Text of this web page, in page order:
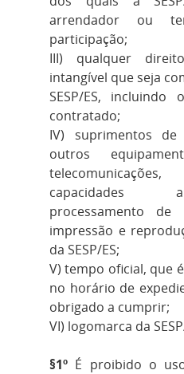
arrendador ou
participação;
III) qualquer
intangível que seja
SESP/ES,
contratado;
IV) suprimentos
outros
capacidades
processamento de
impressão e
da SESP/ES;
V) tempo oficial, que
no horário de
obrigado a cumprir;
VI) logomarca da
§1º É proibido o